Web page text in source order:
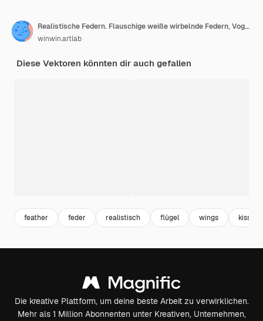
Realistische Federn. Flauschige weiße wirbelnde Federn, Vogelflügel, der schwerelose Feder fällt, fliegender Lungenfederillustrationssatz. Weiße Feder, flauschige weiche realistische Sammlung
winwin.artlab
Diese Vektoren könnten dir auch gefallen
feather feder realistisch flügel wings kissen
Die kreative Plattform, um deine beste Arbeit zu verwirklichen.
Mehr als 1 Million Abonnenten unter Kreativen, Unternehmen,